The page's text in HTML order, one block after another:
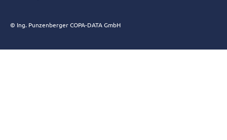
© Ing. Punzenberger COPA-DATA GmbH